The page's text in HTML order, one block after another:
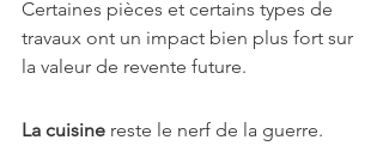
Certaines pièces et certains types de
travaux ont un impact bien plus fort sur
la valeur de revente future.
La cuisine reste le nerf de la guerre.